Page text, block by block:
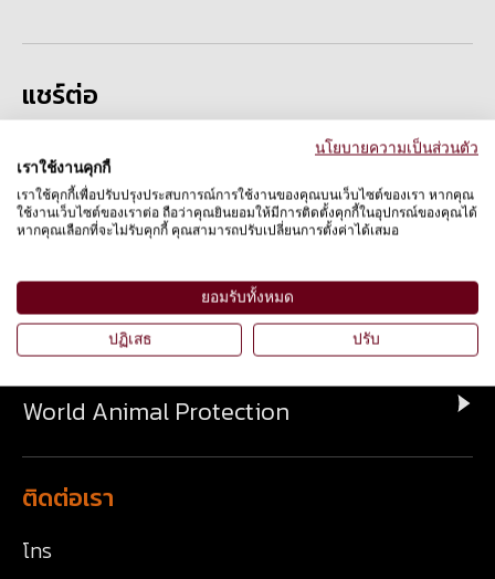
แชร์ต่อ
ประเทศไทย
World Animal Protection
ติดต่อเรา
โทร
นโยบายความเป็นส่วนตัว
เราใช้งานคุกกี้
เราใช้คุกกี้เพื่อปรับปรุงประสบการณ์การใช้งานของคุณบนเว็บไซต์ของเรา หากคุณ
ใช้งานเว็บไซต์ของเราต่อ ถือว่าคุณยินยอมให้มีการติดตั้งคุกกี้ในอุปกรณ์ของคุณได้
หากคุณเลือกที่จะไม่รับคุกกี้ คุณสามารถปรับเปลี่ยนการตั้งค่าได้เสมอ
ยอมรับทั้งหมด
ปฏิเสธ ปรับ